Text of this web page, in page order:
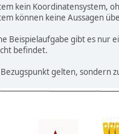
kein Koordinatensystem,
können keine Aussagen
Beispielaufgabe gibt es nur
befindet.
Bezugspunkt gelten, sondern